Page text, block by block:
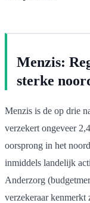
Menzis:
sterke
Menzis is de op drie
verzekert ongeveer
oorsprong in het
inmiddels landelijk
Anderzorg
verzekeraar kenmerkt